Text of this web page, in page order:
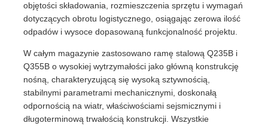
Prefabrykowana stalowa konstrukcja
Stalowa konstrukcja magazynowa
Warsztaty konstrukcji stalowej
objętości składowania, rozmieszczenia sprzętu i wymagań
dotyczących obrotu logistycznego, osiągając zerowa ilość
odpadów i wysoce dopasowaną funkcjonalność projektu.
W całym magazynie zastosowano ramę stalową Q235B i
Q355B o wysokiej wytrzymałości jako główną konstrukcję
nośną, charakteryzującą się wysoką sztywnością,
stabilnymi parametrami mechanicznymi, doskonałą
odpornością na wiatr, właściwościami sejsmicznymi i
długoterminową trwałością konstrukcji. Wszystkie